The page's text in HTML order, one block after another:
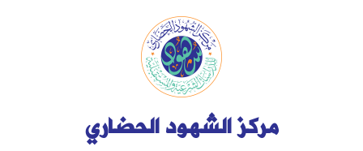
مركز الشهود الحضاري